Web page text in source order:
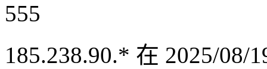
555
185.238.90.* 在 2025/08/